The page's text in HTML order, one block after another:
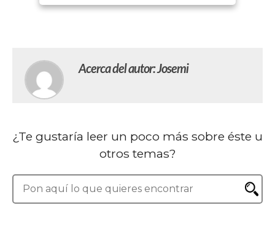
Acerca del autor: Josemi
¿Te gustaría leer un poco más sobre éste u
otros temas?